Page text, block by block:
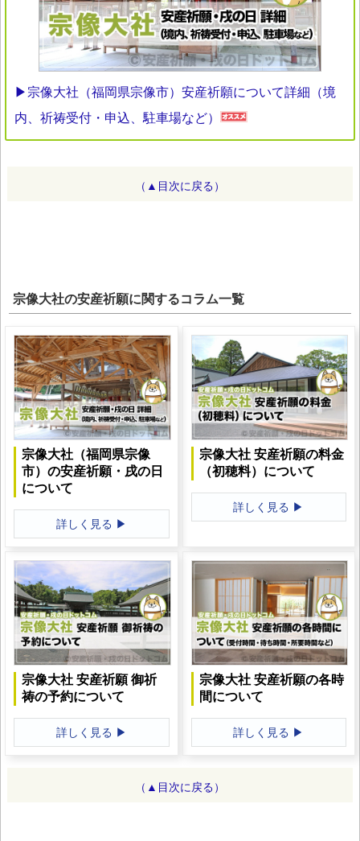
▶宗像大社（福岡県宗像市）安産祈願について詳細（境
内、祈祷受付・申込、駐車場など）
（▲目次に戻る）
宗像大社の安産祈願に関するコラム一覧
宗像大社（福岡県宗像
市）の安産祈願・戌の日
について
詳しく見る ▶
宗像大社 安産祈願の料金
（初穂料）について
詳しく見る ▶
宗像大社 安産祈願 御祈
祷の予約について
詳しく見る ▶
宗像大社 安産祈願の各時
間について
詳しく見る ▶
（▲目次に戻る）